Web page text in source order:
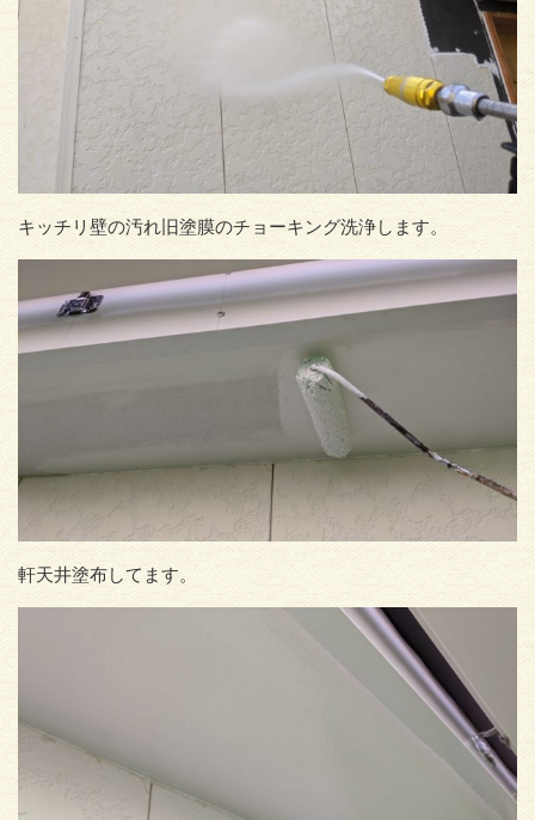
キッチリ壁の汚れ旧塗膜のチョーキング洗浄します。
軒天井塗布してます。